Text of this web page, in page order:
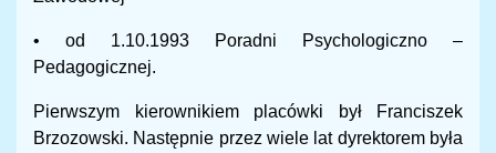
• od 1.10.1993 Poradni Psychologiczno –
Pedagogicznej.
Pierwszym kierownikiem placówki był Franciszek
Brzozowski. Następnie przez wiele lat dyrektorem była